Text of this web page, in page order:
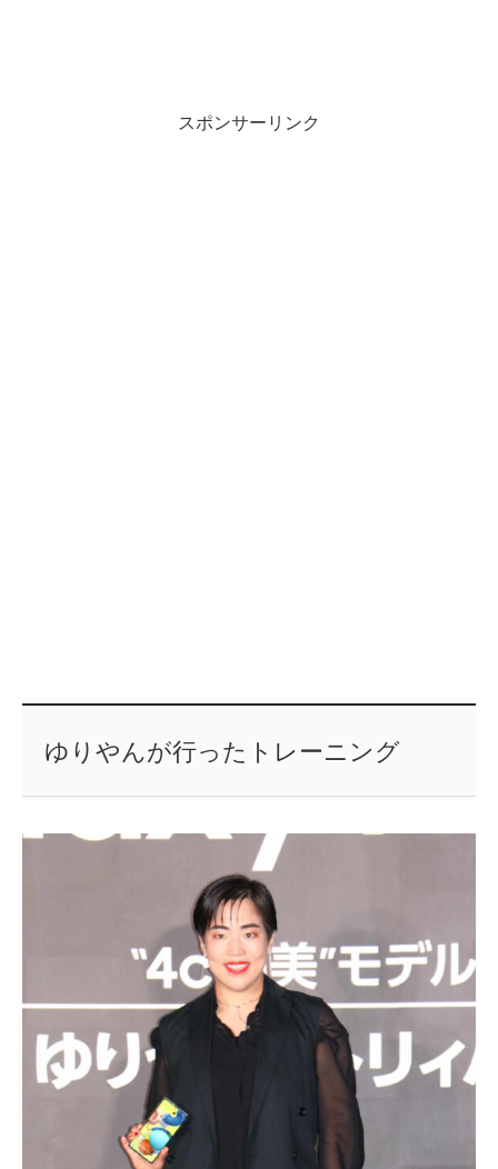
スポンサーリンク
ゆりやんが行ったトレーニング